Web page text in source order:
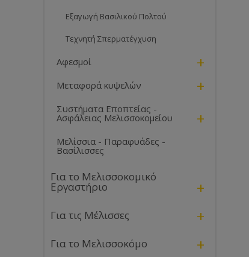
Εξαγωγή Βασιλικού Πολτού
Τεχνητή Σπερματέγχυση
Αφεσμοί +
Μεταφορά κυψελών +
Συστήματα Εποπτείας -
Ασφάλειας Μελισσοκομείου +
Μελίσσια - Παραφυάδες -
Βασίλισσες
Για το Μελισσοκομικό
Εργαστήριο +
Για τις Μέλισσες +
Για το Μελισσοκόμο +